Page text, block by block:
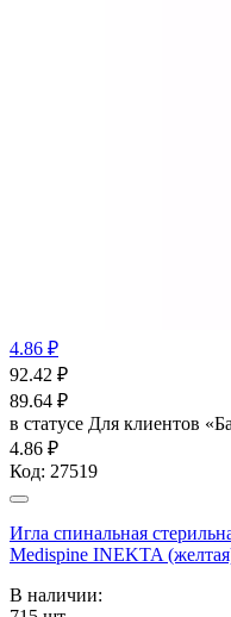
4.86 ₽
92.42 ₽
89.64 ₽
в статусе Для клиентов
4.86 ₽
Код: 27519
Игла спинальная
Medispine INEKTA
В наличии: